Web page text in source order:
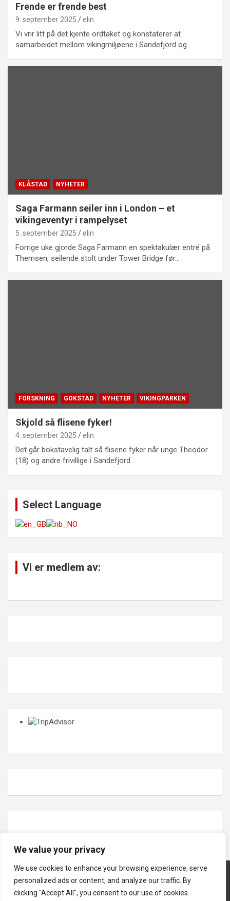
We value your privacy
We use cookies to enhance your browsing experience, serve
personalized ads or content, and analyze our traffic. By
clicking "Accept All", you consent to our use of cookies.
Frende er frende best
9. september 2025 elin
Vi vrir litt på det kjente ordtaket og konstaterer at
samarbeidet mellom vikingmiljøene i Sandefjord og…
KLÅSTAD NYHETER
Saga Farmann seiler inn i London – et
vikingeventyr i rampelyset
5. september 2025 elin
Forrige uke gjorde Saga Farmann en spektakulær entré på
Themsen, seilende stolt under Tower Bridge før…
FORSKNING GOKSTAD NYHETER VIKINGPARKEN
Skjold så flisene fyker!
4. september 2025 elin
Det går bokstavelig talt så flisene fyker når unge Theodor
(18) og andre frivillige i Sandefjord…
Select Language
Vi er medlem av: